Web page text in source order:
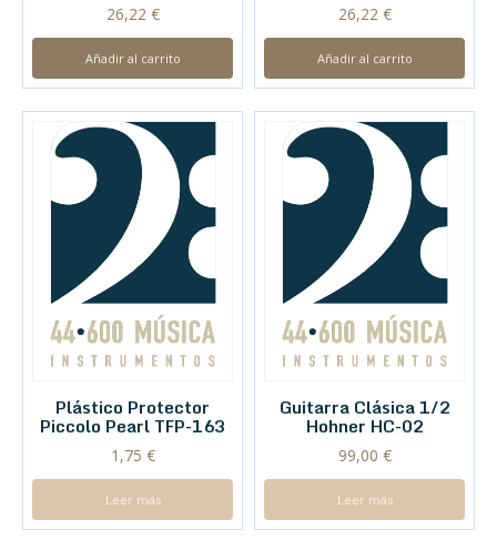
26,22 €
Añadir al carrito
26,22 €
Añadir al carrito
Plástico Protector
Piccolo Pearl TFP-163
1,75 €
Leer más
Guitarra Clásica 1/2
Hohner HC-02
99,00 €
Leer más